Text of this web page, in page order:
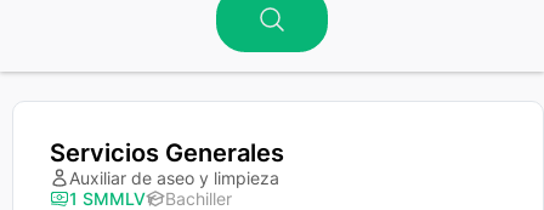
Servicios Generales
Auxiliar de aseo y limpieza
1 SMMLV
Bachiller